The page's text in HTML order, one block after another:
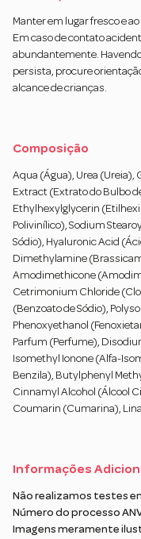
Manter em lugar fresco e
Em caso de contato
abundantemente.
persista, procure
alcance de crianças.
Composição
Aqua (Água), Urea (Ureia),
Extract (Extrato do Bulbo
Ethylhexylglycerin
Polivinílico), Sodium
Sódio), Hyaluronic Acid
Dimethylamine
Amodimethicone
Cetrimonium Chloride
(Benzoato de Sódio),
Phenoxyethanol
Parfum (Perfume),
Isomethyl Ionone (Alfa-
Benzila), Butylphenyl
Cinnamyl Alcohol (Álcool
Coumarin (Cumarina),
Informações
Não realizamos testes
Número do processo
Imagens meramente